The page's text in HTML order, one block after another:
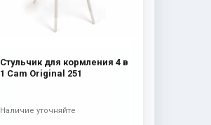
Стульчик для кормления 4 в
1 Cam Original 251
Наличие уточняйте